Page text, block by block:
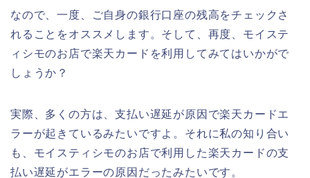
なので、一度、ご自身の銀行口座の残高をチェックさ
れることをオススメします。そして、再度、モイステ
ィシモのお店で楽天カードを利用してみてはいかがで
しょうか？
実際、多くの方は、支払い遅延が原因で楽天カードエ
ラーが起きているみたいですよ。それに私の知り合い
も、モイスティシモのお店で利用した楽天カードの支
払い遅延がエラーの原因だったみたいです。